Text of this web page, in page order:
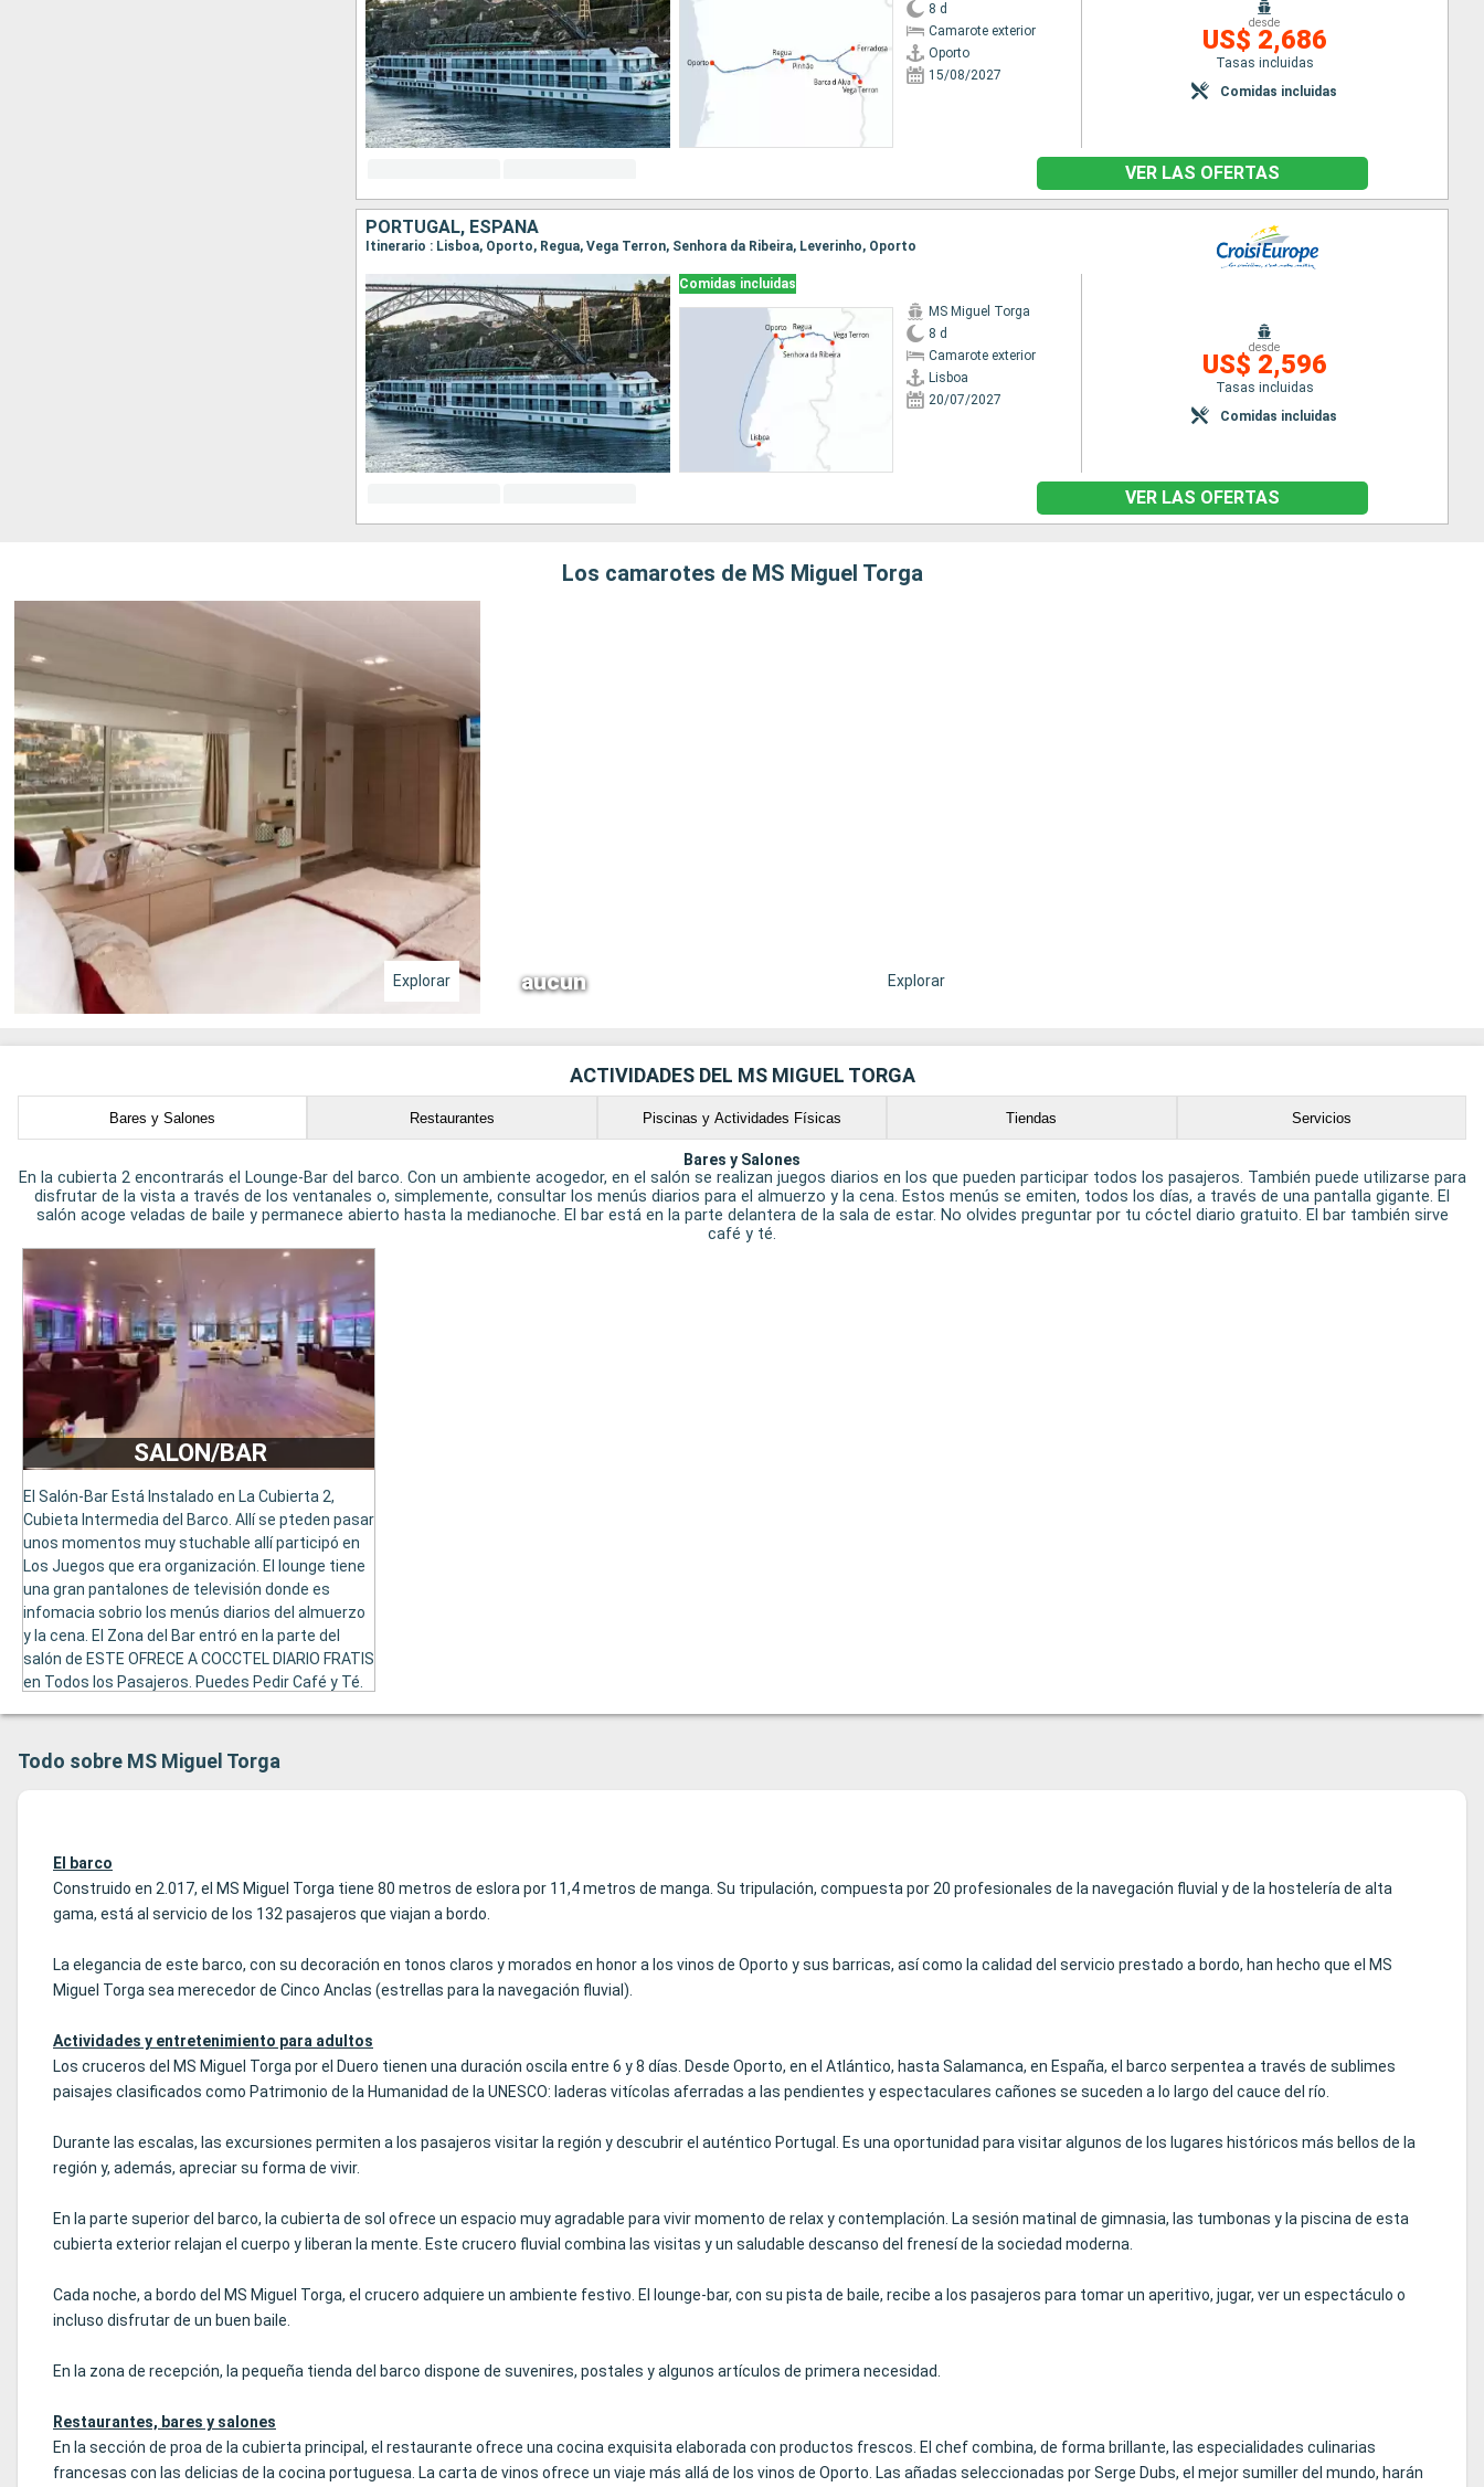
8 d
Camarote exterior
Oporto
15/08/2027
desde
US$ 2,686
Tasas incluidas
Comidas incluidas
VER LAS OFERTAS
PORTUGAL, ESPAÑA
Itinerario : Lisboa, Oporto, Regua, Vega Terron, Senhora da Ribeira, Leverinho, Oporto
Comidas incluidas
MS Miguel Torga
8 d
Camarote exterior
Lisboa
20/07/2027
desde
US$ 2,596
Tasas incluidas
Comidas incluidas
VER LAS OFERTAS
Los camarotes de MS Miguel Torga
Explorar aucun Explorar
ACTIVIDADES DEL MS MIGUEL TORGA
Bares y Salones Restaurantes Piscinas y Actividades Físicas Tiendas Servicios
Bares y Salones
En la cubierta 2 encontrarás el Lounge-Bar del barco. Con un ambiente acogedor, en el salón se realizan juegos diarios en los que pueden participar todos los pasajeros. También puede utilizarse para
disfrutar de la vista a través de los ventanales o, simplemente, consultar los menús diarios para el almuerzo y la cena. Estos menús se emiten, todos los días, a través de una pantalla gigante. El
salón acoge veladas de baile y permanece abierto hasta la medianoche. El bar está en la parte delantera de la sala de estar. No olvides preguntar por tu cóctel diario gratuito. El bar también sirve
café y té.
SALON/BAR
El Salón-Bar Está Instalado en La Cubierta 2,
Cubieta Intermedia del Barco. Allí se pteden pasar
unos momentos muy stuchable allí participó en
Los Juegos que era organización. El lounge tiene
una gran pantalones de televisión donde es
infomacia sobrio los menús diarios del almuerzo
y la cena. El Zona del Bar entró en la parte del
salón de ESTE OFRECE A COCCTEL DIARIO FRATIS
en Todos los Pasajeros. Puedes Pedir Café y Té.
Días Hasta la Medianoche.
Todo sobre MS Miguel Torga
El barco
Construido en 2.017, el MS Miguel Torga tiene 80 metros de eslora por 11,4 metros de manga. Su tripulación, compuesta por 20 profesionales de la navegación fluvial y de la hostelería de alta
gama, está al servicio de los 132 pasajeros que viajan a bordo.
La elegancia de este barco, con su decoración en tonos claros y morados en honor a los vinos de Oporto y sus barricas, así como la calidad del servicio prestado a bordo, han hecho que el MS
Miguel Torga sea merecedor de Cinco Anclas (estrellas para la navegación fluvial).
Actividades y entretenimiento para adultos
Los cruceros del MS Miguel Torga por el Duero tienen una duración oscila entre 6 y 8 días. Desde Oporto, en el Atlántico, hasta Salamanca, en España, el barco serpentea a través de sublimes
paisajes clasificados como Patrimonio de la Humanidad de la UNESCO: laderas vitícolas aferradas a las pendientes y espectaculares cañones se suceden a lo largo del cauce del río.
Durante las escalas, las excursiones permiten a los pasajeros visitar la región y descubrir el auténtico Portugal. Es una oportunidad para visitar algunos de los lugares históricos más bellos de la
región y, además, apreciar su forma de vivir.
En la parte superior del barco, la cubierta de sol ofrece un espacio muy agradable para vivir momento de relax y contemplación. La sesión matinal de gimnasia, las tumbonas y la piscina de esta
cubierta exterior relajan el cuerpo y liberan la mente. Este crucero fluvial combina las visitas y un saludable descanso del frenesí de la sociedad moderna.
Cada noche, a bordo del MS Miguel Torga, el crucero adquiere un ambiente festivo. El lounge-bar, con su pista de baile, recibe a los pasajeros para tomar un aperitivo, jugar, ver un espectáculo o
incluso disfrutar de un buen baile.
En la zona de recepción, la pequeña tienda del barco dispone de suvenires, postales y algunos artículos de primera necesidad.
Restaurantes, bares y salones
En la sección de proa de la cubierta principal, el restaurante ofrece una cocina exquisita elaborada con productos frescos. El chef combina, de forma brillante, las especialidades culinarias
francesas con las delicias de la cocina portuguesa. La carta de vinos ofrece un viaje más allá de los vinos de Oporto. Las añadas seleccionadas por Serge Dubs, el mejor sumiller del mundo, harán